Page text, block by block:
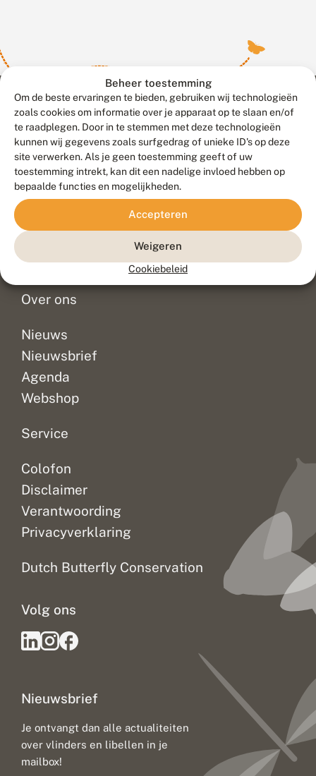
Beheer toestemming
Om de beste ervaringen te bieden, gebruiken wij technologieën
zoals cookies om informatie over je apparaat op te slaan en/of
te raadplegen. Door in te stemmen met deze technologieën
kunnen wij gegevens zoals surfgedrag of unieke ID's op deze
site verwerken. Als je geen toestemming geeft of uw
toestemming intrekt, kan dit een nadelige invloed hebben op
bepaalde functies en mogelijkheden.
Accepteren
Weigeren
Cookiebeleid
Contact
Veelgestelde vragen
Doneer
Over ons
Nieuws
Nieuwsbrief
Agenda
Webshop
Service
Colofon
Disclaimer
Verantwoording
Privacyverklaring
Dutch Butterfly Conservation
Nieuwsbrief
Je ontvangt dan alle actualiteiten
over vlinders en libellen in je
mailbox!
Volg ons
Meld waarnemingen© 2026 Vlinderstichting
Duurzaam ontwikkeld door
Go2People
, ontworpen door
Blue Field Agency
Privacy
Disclaimer
Sitemap